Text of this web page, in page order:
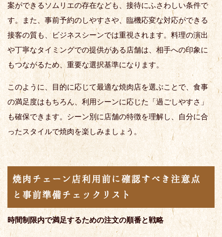
案ができるソムリエの存在なども、接待にふさわしい条件で
す。また、事前予約のしやすさや、臨機応変な対応ができる
接客の質も、ビジネスシーンでは重視されます。料理の演出
や丁寧なタイミングでの提供がある店舗は、相手への印象に
もつながるため、重要な選択基準になります。
このように、目的に応じて最適な焼肉店を選ぶことで、食事
の満足度はもちろん、利用シーンに応じた「過ごしやすさ」
も確保できます。シーン別に店舗の特徴を理解し、自分に合
ったスタイルで焼肉を楽しみましょう。
焼肉チェーン店利用前に確認すべき注意点
と事前準備チェックリスト
時間制限内で満足するための注文の順番と戦略